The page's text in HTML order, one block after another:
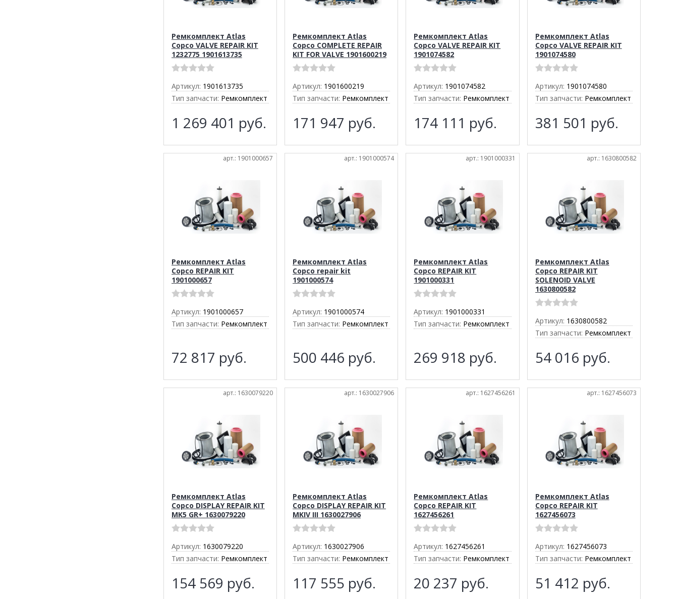
Ремкомплект Atlas
Copco VALVE REPAIR KIT
1232775 1901613735
Артикул: 1901613735
Тип запчасти: Ремкомплект
1 269 401 руб.
Ремкомплект Atlas
Copco COMPLETE REPAIR
KIT FOR VALVE 1901600219
Артикул: 1901600219
Тип запчасти: Ремкомплект
171 947 руб.
Ремкомплект Atlas
Copco VALVE REPAIR KIT
1901074582
Артикул: 1901074582
Тип запчасти: Ремкомплект
174 111 руб.
Ремкомплект Atlas
Copco VALVE REPAIR KIT
1901074580
Артикул: 1901074580
Тип запчасти: Ремкомплект
381 501 руб.
арт.: 1901000657
Ремкомплект Atlas
Copco REPAIR KIT
1901000657
Артикул: 1901000657
Тип запчасти: Ремкомплект
72 817 руб.
арт.: 1901000574
Ремкомплект Atlas
Copco repair kit
1901000574
Артикул: 1901000574
Тип запчасти: Ремкомплект
500 446 руб.
арт.: 1901000331
Ремкомплект Atlas
Copco REPAIR KIT
1901000331
Артикул: 1901000331
Тип запчасти: Ремкомплект
269 918 руб.
арт.: 1630800582
Ремкомплект Atlas
Copco REPAIR KIT
SOLENOID VALVE
1630800582
Артикул: 1630800582
Тип запчасти: Ремкомплект
54 016 руб.
арт.: 1630079220
Ремкомплект Atlas
Copco DISPLAY REPAIR KIT
MK5 GR+ 1630079220
Артикул: 1630079220
Тип запчасти: Ремкомплект
154 569 руб.
арт.: 1630027906
Ремкомплект Atlas
Copco DISPLAY REPAIR KIT
MKIV III 1630027906
Артикул: 1630027906
Тип запчасти: Ремкомплект
117 555 руб.
арт.: 1627456261
Ремкомплект Atlas
Copco REPAIR KIT
1627456261
Артикул: 1627456261
Тип запчасти: Ремкомплект
20 237 руб.
арт.: 1627456073
Ремкомплект Atlas
Copco REPAIR KIT
1627456073
Артикул: 1627456073
Тип запчасти: Ремкомплект
51 412 руб.